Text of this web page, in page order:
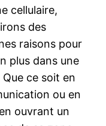
cellulaire,
des
raisons pour
plus dans une
ce soit en
ou en
ouvrant un